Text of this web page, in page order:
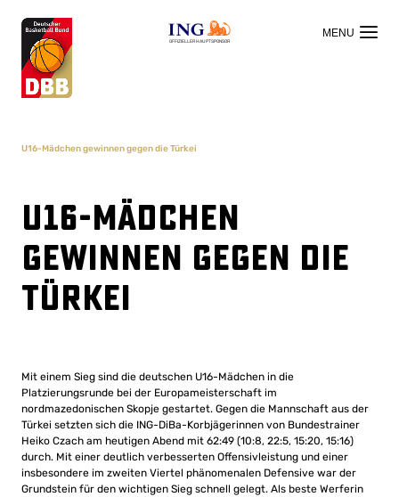
OFFIZIELLER HAUPTSPONSOR
U16-Mädchen gewinnen gegen die Türkei
U16-Mädchen
gewinnen gegen die
Türkei
Mit einem Sieg sind die deutschen U16-Mädchen in die
Platzierungsrunde bei der Europameisterschaft im
nordmazedonischen Skopje gestartet. Gegen die Mannschaft aus der
Türkei setzten sich die ING-DiBa-Korbjägerinnen von Bundestrainer
Heiko Czach am heutigen Abend mit 62:49 (10:8, 22:5, 15:20, 15:16)
durch. Mit einer deutlich verbesserten Offensivleistung und einer
insbesondere im zweiten Viertel phänomenalen Defensive war der
Grundstein für den wichtigen Sieg schnell gelegt. Als beste Werferin